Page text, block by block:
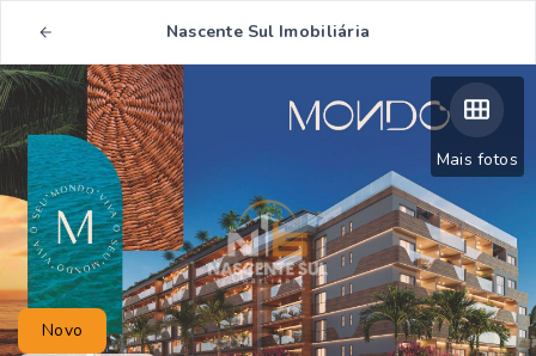
Nascente Sul Imobiliária
Mais fotos
Novo